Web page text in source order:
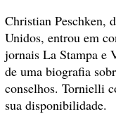
Christian Peschken,
Unidos, entrou em
jornais La Stampa e
de uma biografia
conselhos. Tornielli
sua disponibilidade.